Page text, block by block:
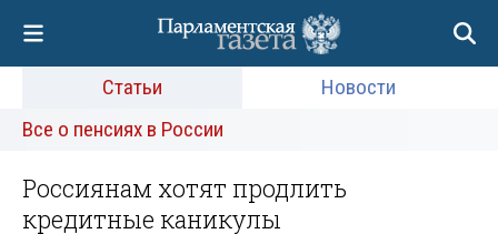
Статьи
Новости
Все о пенсиях в России
Россиянам хотят продлить
кредитные каникулы